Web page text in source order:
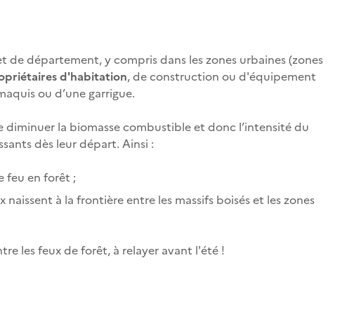
de département, y compris dans les zones urbaines (zones
d'habitation, de construction ou d'équipement
ou d’une garrigue.
la biomasse combustible et donc l’intensité du
dès leur départ. Ainsi :
feu en forêt ;
à la frontière entre les massifs boisés et les zones
les feux de forêt, à relayer avant l'été !